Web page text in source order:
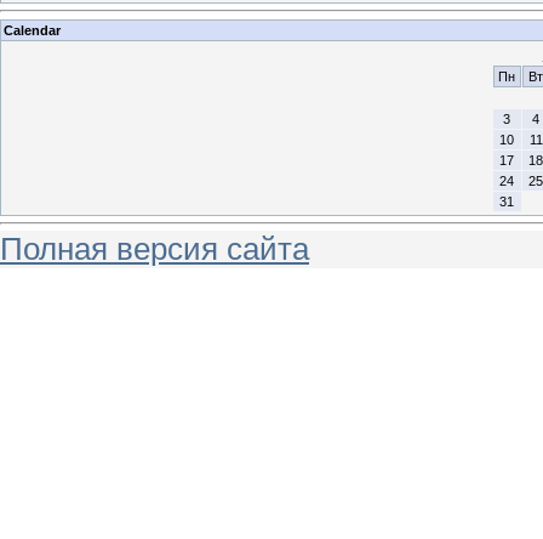
Calendar
Пн
Вт
3
4
10
11
17
18
24
25
31
Полная версия сайта